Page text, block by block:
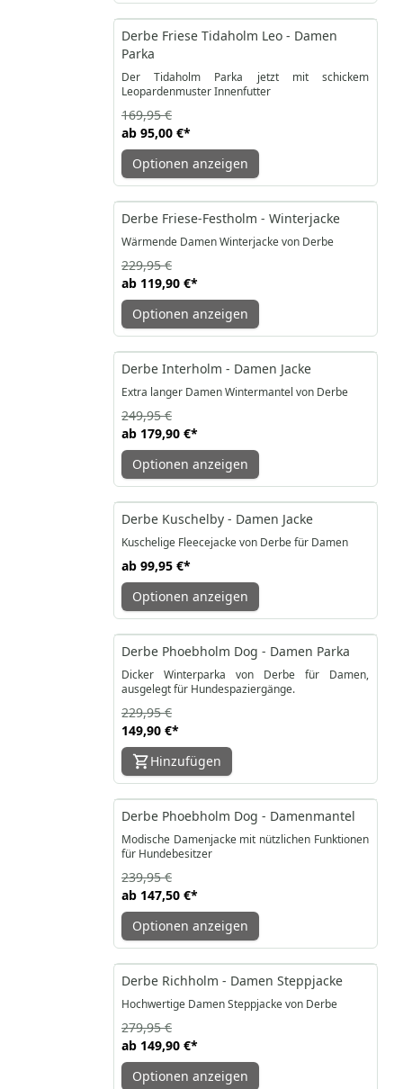
-44%
Derbe Friese Tidaholm Leo - Damen
Parka
Der Tidaholm Parka jetzt mit schickem
Leopardenmuster Innenfutter
ab 95,00 €*
169,95 €
Optionen anzeigen
-48%
Derbe Friese-Festholm - Winterjacke
Wärmende Damen Winterjacke von Derbe
ab 119,90 €*
229,95 €
Optionen anzeigen
-28%
Derbe Interholm - Damen Jacke
Extra langer Damen Wintermantel von Derbe
ab 179,90 €*
249,95 €
Optionen anzeigen
Derbe Kuschelby - Damen Jacke
Kuschelige Fleecejacke von Derbe für Damen
ab 99,95 €*
Optionen anzeigen
-35%
Derbe Phoebholm Dog - Damen Parka
Dicker Winterparka von Derbe für Damen,
ausgelegt für Hundespaziergänge.
149,90 €*
229,95 €
Hinzufügen
-39%
Derbe Phoebholm Dog - Damenmantel
Modische Damenjacke mit nützlichen Funktionen
für Hundebesitzer
ab 147,50 €*
239,95 €
Optionen anzeigen
-46%
Derbe Richholm - Damen Steppjacke
Hochwertige Damen Steppjacke von Derbe
ab 149,90 €*
279,95 €
Optionen anzeigen